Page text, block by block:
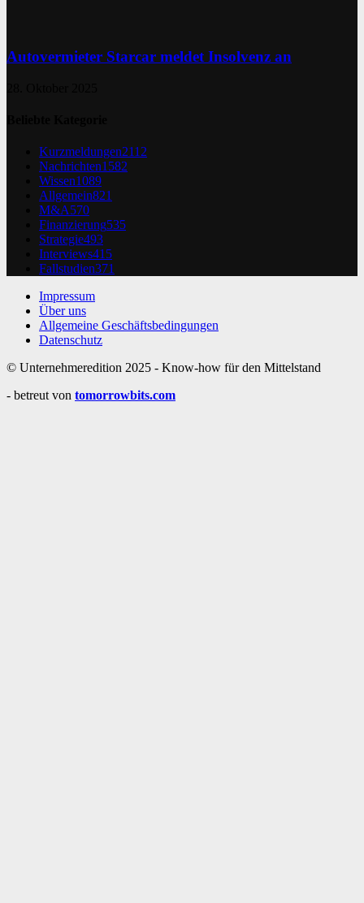
Autovermieter Starcar meldet Insolvenz an
Kurzmeldungen2112
Nachrichten1582
Wissen1089
Allgemein821
M&A570
Finanzierung535
Strategie493
Interviews415
Fallstudien371
Impressum
Über uns
Allgemeine Geschäftsbedingungen
Datenschutz
© Unternehmeredition 2025 - Know-how für den Mittelstand
- betreut von tomorrowbits.com